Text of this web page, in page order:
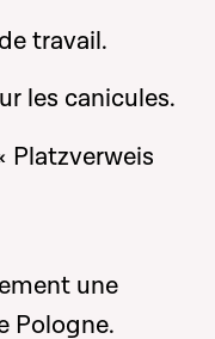
travail.
les canicules.
Platzverweis
une
Pologne.